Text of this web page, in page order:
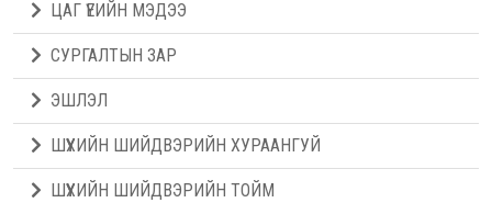
ЦАГ ҮЕИЙН МЭДЭЭ
СУРГАЛТЫН ЗАР
ЭШЛЭЛ
ШҮҮХИЙН ШИЙДВЭРИЙН ХУРААНГУЙ
ШҮҮХИЙН ШИЙДВЭРИЙН ТОЙМ